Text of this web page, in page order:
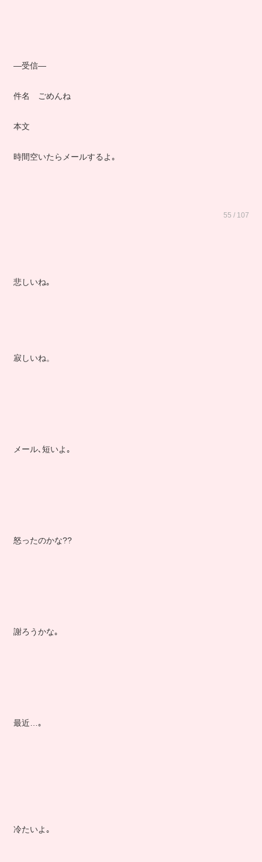
―受信―
件名 ごめんね
本文
時間空いたらメールするよ｡
55 / 107
悲しいね｡
寂しいね。
メール､短いよ｡
怒ったのかな??
謝ろうかな｡
最近…｡
冷たいよ｡